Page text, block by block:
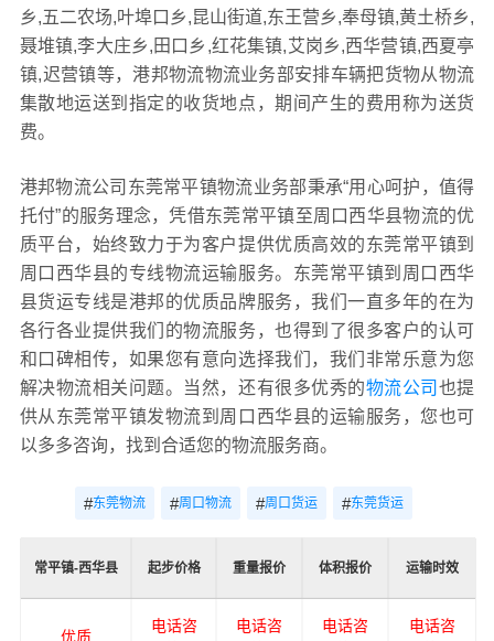
乡,五二农场,叶埠口乡,昆山街道,东王营乡,奉母镇,黄土桥乡,
聂堆镇,李大庄乡,田口乡,红花集镇,艾岗乡,西华营镇,西夏亭
镇,迟营镇等，港邦物流物流业务部安排车辆把货物从物流
集散地运送到指定的收货地点，期间产生的费用称为送货
费。
港邦物流公司东莞常平镇物流业务部秉承“用心呵护，值得
托付”的服务理念，凭借东莞常平镇至周口西华县物流的优
质平台，始终致力于为客户提供优质高效的东莞常平镇到
周口西华县的专线物流运输服务。东莞常平镇到周口西华
县货运专线是港邦的优质品牌服务，我们一直多年的在为
各行各业提供我们的物流服务，也得到了很多客户的认可
和口碑相传，如果您有意向选择我们，我们非常乐意为您
解决物流相关问题。当然，还有很多优秀的物流公司 也提
供从东莞常平镇发物流到周口西华县的运输服务，您也可
以多多咨询，找到合适您的物流服务商。
#东莞物流 #周口物流 #周口货运 #东莞货运
常平镇-西华县 起步价格 重量报价 体积报价 运输时效
优质
电话咨
电话咨
电话咨
电话咨